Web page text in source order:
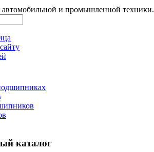
и промышленной техники.
каталог